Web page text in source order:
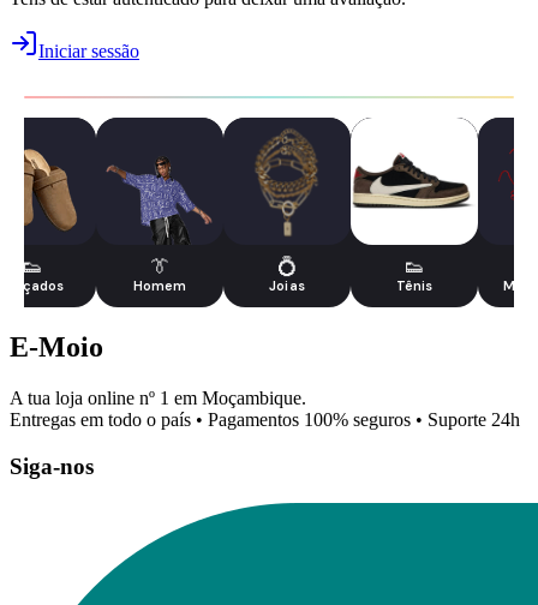
Iniciar sessão
👟
Calçados
👔
Homem
💍
Joias
👟
Tênis
E-Moio
A tua loja online nº 1 em Moçambique.
Entregas em todo o país • Pagamentos 100% seguros • Suporte 24h
Siga-nos